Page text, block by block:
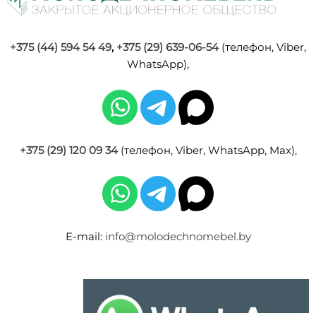
+375 (44) 594 54 49, +375 (29) 639-06-54(телефон, Viber,
WhatsApp),
+375 (29) 120 09 34(телефон, Viber, WhatsApp, Max),
E-mail: info@molodechnomebel.by